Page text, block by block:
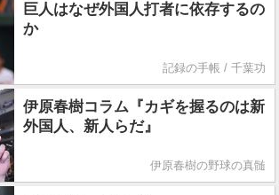
巨人はなぜ外国人打者に依存するの
か
記録の手帳 / 千葉功
伊原春樹コラム『カギを握るのは新
外国人、新人らだ』
伊原春樹の野球の真髄